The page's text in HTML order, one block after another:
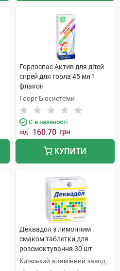
Горлоспас Актив для дітей
спрей для горла 45 мл 1
флакон
Георг Біосистеми
Є в наявності
від 160.70 грн
КУПИТИ
Деквадол з лимонним
смаком таблетки для
розсмоктування 30 шт
Київський вітамінний завод